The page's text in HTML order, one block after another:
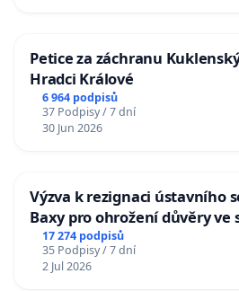
Petice za záchranu
Hradci Králové
6 964 podpisů
37 Podpisy / 7 dní
30 Jun 2026
Výzva k rezignaci ústavního
Baxy pro ohrožení důvěry ve
17 274 podpisů
35 Podpisy / 7 dní
2 Jul 2026